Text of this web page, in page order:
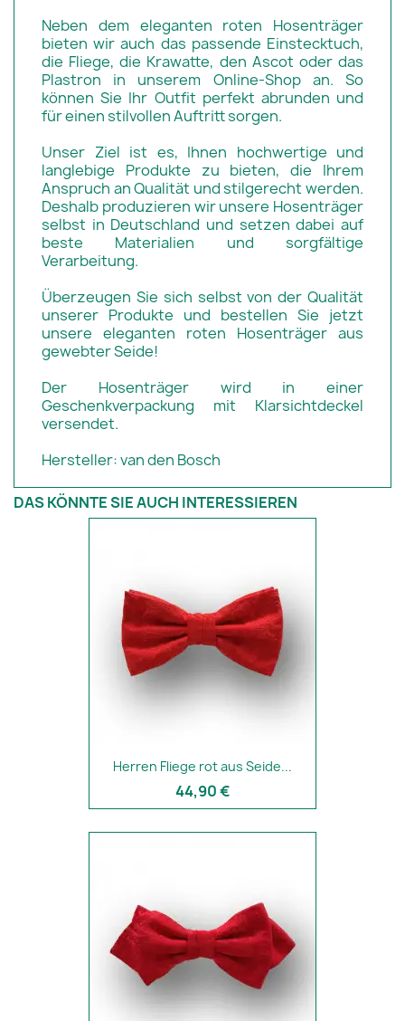
Neben dem eleganten roten Hosenträger
bieten wir auch das passende Einstecktuch,
die Fliege, die Krawatte, den Ascot oder das
Plastron in unserem Online-Shop an. So
können Sie Ihr Outfit perfekt abrunden und
für einen stilvollen Auftritt sorgen.
Unser Ziel ist es, Ihnen hochwertige und
langlebige Produkte zu bieten, die Ihrem
Anspruch an Qualität und stilgerecht werden.
Deshalb produzieren wir unsere Hosenträger
selbst in Deutschland und setzen dabei auf
beste Materialien und sorgfältige
Verarbeitung.
Überzeugen Sie sich selbst von der Qualität
unserer Produkte und bestellen Sie jetzt
unsere eleganten roten Hosenträger aus
gewebter Seide!
Der Hosenträger wird in einer
Geschenkverpackung mit Klarsichtdeckel
versendet.
Hersteller: van den Bosch
DAS KÖNNTE SIE AUCH INTERESSIEREN
Herren Fliege rot aus Seide...
44,90 €